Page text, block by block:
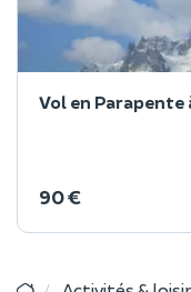
Vol en Parapente
90 €